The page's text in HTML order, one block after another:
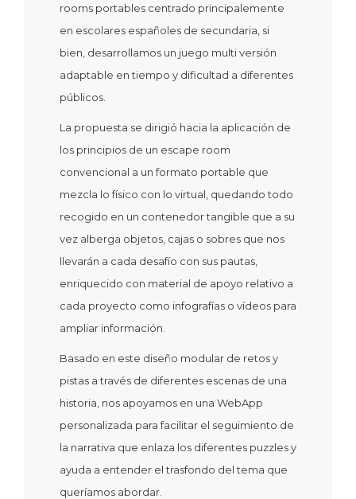
rooms portables centrado principalemente
en escolares españoles de secundaria, si
bien, desarrollamos un juego multi versión
adaptable en tiempo y dificultad a diferentes
públicos.
La propuesta se dirigió hacia la aplicación de
los principios de un escape room
convencional a un formato portable que
mezcla lo físico con lo virtual, quedando todo
recogido en un contenedor tangible que a su
vez alberga objetos, cajas o sobres que nos
llevarán a cada desafío con sus pautas,
enriquecido con material de apoyo relativo a
cada proyecto como infografías o vídeos para
ampliar información.
Basado en este diseño modular de retos y
pistas a través de diferentes escenas de una
historia, nos apoyamos en una WebApp
personalizada para facilitar el seguimiento de
la narrativa que enlaza los diferentes puzzles y
ayuda a entender el trasfondo del tema que
queríamos abordar.